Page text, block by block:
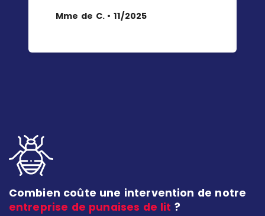
Mme de C. • 11/2025
Combien coûte une intervention de notre
entreprise de punaises de lit ?